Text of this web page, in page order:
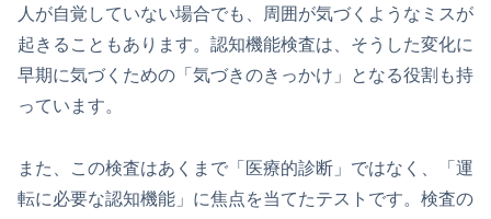
人が自覚していない場合でも、周囲が気づくようなミスが
起きることもあります。認知機能検査は、そうした変化に
早期に気づくための「気づきのきっかけ」となる役割も持
っています。
また、この検査はあくまで「医療的診断」ではなく、「運
転に必要な認知機能」に焦点を当てたテストです。検査の